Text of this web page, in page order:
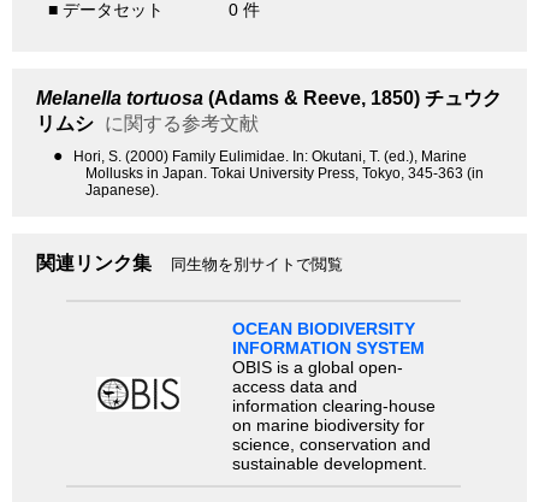
■ データセット 0 件
Melanella tortuosa (Adams & Reeve, 1850) チュウク
リムシ に関する参考文献
●
Hori, S. (2000) Family Eulimidae. In: Okutani, T. (ed.), Marine
Mollusks in Japan. Tokai University Press, Tokyo, 345-363 (in
Japanese).
関連リンク集 同生物を別サイトで閲覧
OCEAN BIODIVERSITY
INFORMATION SYSTEM
OBIS is a global open-
access data and
information clearing-house
on marine biodiversity for
science, conservation and
sustainable development.